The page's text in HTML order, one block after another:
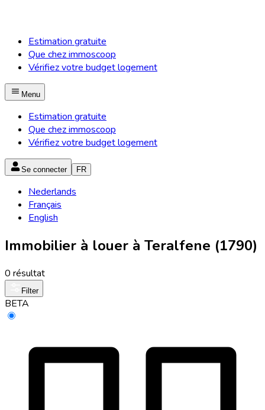
Estimation gratuite
Que chez immoscoop
Vérifiez votre budget logement
Menu
Estimation gratuite
Que chez immoscoop
Vérifiez votre budget logement
Se connecter FR
Nederlands
Français
English
Immobilier à louer à Teralfene (1790)
0 résultat
Filter
BETA